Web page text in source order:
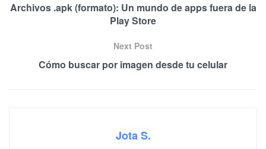
Archivos .apk (formato): Un mundo de apps fuera de la
Play Store
Next Post
Cómo buscar por imagen desde tu celular
Jota S.